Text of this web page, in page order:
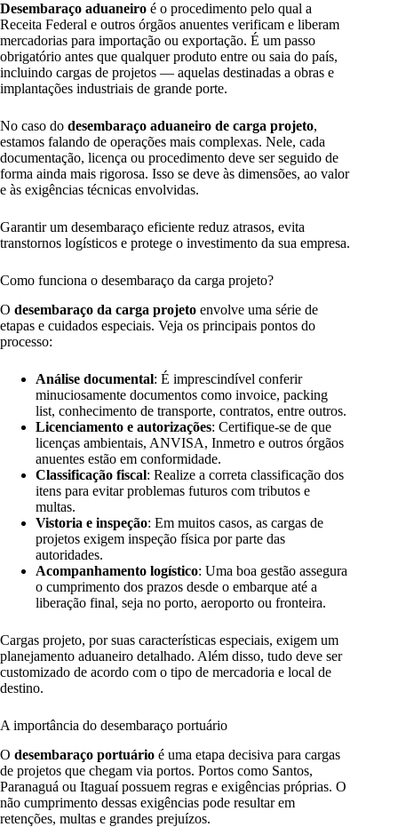
Desembaraço aduaneiro é o procedimento pelo qual a
Receita Federal e outros órgãos anuentes verificam e liberam
mercadorias para importação ou exportação. É um passo
obrigatório antes que qualquer produto entre ou saia do país,
incluindo cargas de projetos — aquelas destinadas a obras e
implantações industriais de grande porte.
No caso do desembaraço aduaneiro de carga projeto,
estamos falando de operações mais complexas. Nele, cada
documentação, licença ou procedimento deve ser seguido de
forma ainda mais rigorosa. Isso se deve às dimensões, ao valor
e às exigências técnicas envolvidas.
Garantir um desembaraço eficiente reduz atrasos, evita
transtornos logísticos e protege o investimento da sua empresa.
Como funciona o desembaraço da carga projeto?
O desembaraço da carga projeto envolve uma série de
etapas e cuidados especiais. Veja os principais pontos do
processo:
Análise documental: É imprescindível conferir
minuciosamente documentos como invoice, packing
list, conhecimento de transporte, contratos, entre outros.
Licenciamento e autorizações: Certifique-se de que
licenças ambientais, ANVISA, Inmetro e outros órgãos
anuentes estão em conformidade.
Classificação fiscal: Realize a correta classificação dos
itens para evitar problemas futuros com tributos e
multas.
Vistoria e inspeção: Em muitos casos, as cargas de
projetos exigem inspeção física por parte das
autoridades.
Acompanhamento logístico: Uma boa gestão assegura
o cumprimento dos prazos desde o embarque até a
liberação final, seja no porto, aeroporto ou fronteira.
Cargas projeto, por suas características especiais, exigem um
planejamento aduaneiro detalhado. Além disso, tudo deve ser
customizado de acordo com o tipo de mercadoria e local de
destino.
A importância do desembaraço portuário
O desembaraço portuário é uma etapa decisiva para cargas
de projetos que chegam via portos. Portos como Santos,
Paranaguá ou Itaguaí possuem regras e exigências próprias. O
não cumprimento dessas exigências pode resultar em
retenções, multas e grandes prejuízos.